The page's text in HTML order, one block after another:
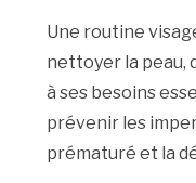
Une routine
nettoyer la peau,
à ses besoins
prévenir les
prématuré et la